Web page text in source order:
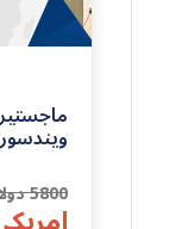
5800 دولار امريكى